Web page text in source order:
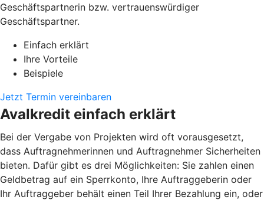
Geschäftspartnerin bzw. vertrauenswürdiger
Geschäftspartner.
Einfach erklärt
Ihre Vorteile
Beispiele
Jetzt Termin vereinbaren
Avalkredit einfach erklärt
Bei der Vergabe von Projekten wird oft vorausgesetzt,
dass Auftragnehmerinnen und Auftragnehmer Sicherheiten
bieten. Dafür gibt es drei Möglichkeiten: Sie zahlen einen
Geldbetrag auf ein Sperrkonto, Ihre Auftraggeberin oder
Ihr Auftraggeber behält einen Teil Ihrer Bezahlung ein, oder